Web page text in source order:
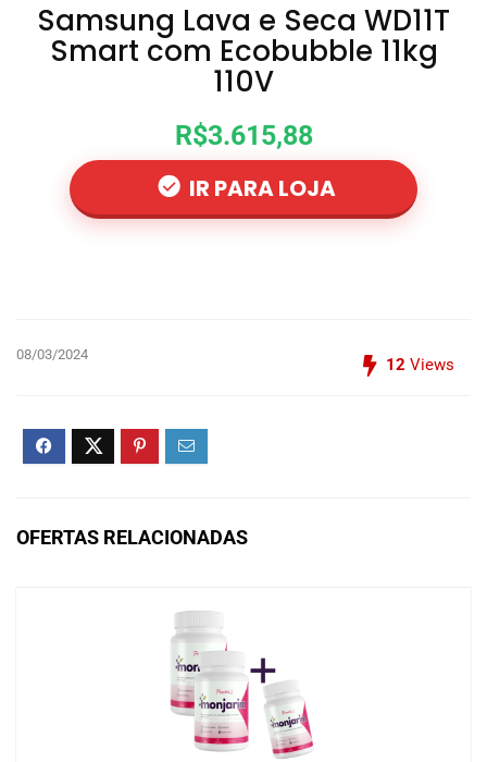
Samsung Lava e Seca WD11T
Smart com Ecobubble 11kg
110V
R$3.615,88
IR PARA LOJA
08/03/2024
12 Views
OFERTAS RELACIONADAS